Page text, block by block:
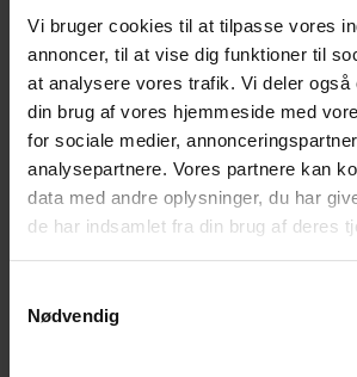
Vi bruger cookies til at tilpasse vores
annoncer, til at vise dig funktioner til
at analysere vores trafik. Vi deler også
din brug af vores hjemmeside med
for sociale medier,
analysepartnere. Vores partnere kan
data med andre oplysninger, du har
de har indsamlet fra din brug af deres
Nødvendig
Kom og hør nærmere om moms på fast
herunder moms på salg af bygninger,
m.v. Vi dykker ned i mulighederne for
grunde og bygninger uden moms, og
praksis, faldgruber
samt Skattestyrelsens udmeldinger.
Tilmelding
Det er gratis at deltage, men antallet
begrænset. Tilmeldingen foregår
princippet.